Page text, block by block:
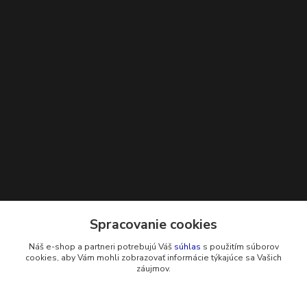
+421 948 229 224
Spracovanie cookies
Náš e-shop a partneri potrebujú Váš súhlas s použitím súborov
cookies, aby Vám mohli zobrazovať informácie týkajúce sa Vašich
záujmov.